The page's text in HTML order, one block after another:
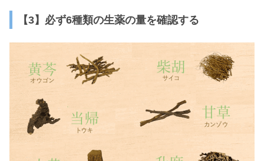
【3】必ず6種類の生薬の量を確認する